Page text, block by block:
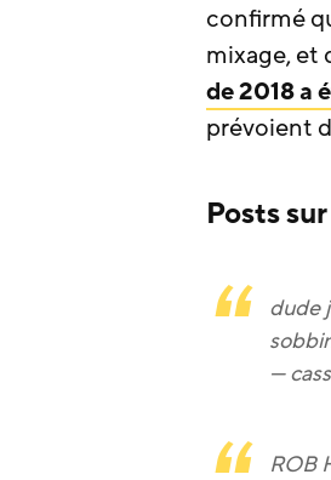
confirmé
mixage, et
de 2018 a
prévoient
Posts
dude
—
ROB